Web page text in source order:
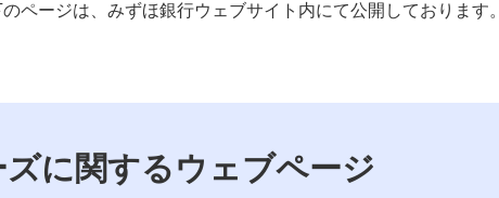
ページは、みずほ銀行ウェブサイト内にて公開しております。
に関するウェブページ